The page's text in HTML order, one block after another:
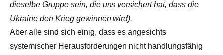
dieselbe Gruppe sein, die uns versichert hat, dass die
Ukraine den Krieg gewinnen wird).
Aber alle sind sich einig, dass es angesichts
systemischer Herausforderungen nicht handlungsfähig